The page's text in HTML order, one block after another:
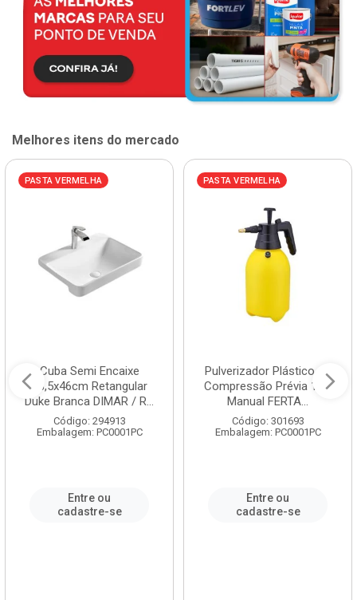
Melhores itens do mercado
PASTA VERMELHA
Cuba Semi Encaixe
58,5x46cm Retangular
Duke Branca DIMAR / R...
Código: 294913
Embalagem: PC0001PC
Entre ou
cadastre-se
PASTA VERMELHA
Pulverizador Plástico de
Compressão Prévia 1,5L
Manual FERTA...
Código: 301693
Embalagem: PC0001PC
Entre ou
cadastre-se